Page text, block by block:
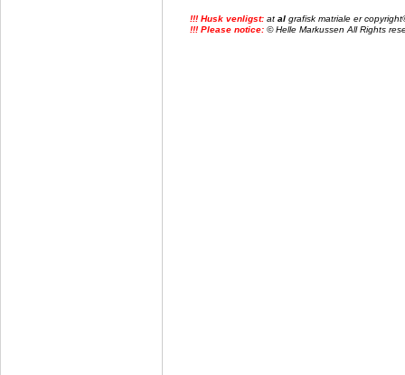
!!! Husk venligst: at al grafisk matriale er
!!! Please notice: © Helle Markussen All Rights